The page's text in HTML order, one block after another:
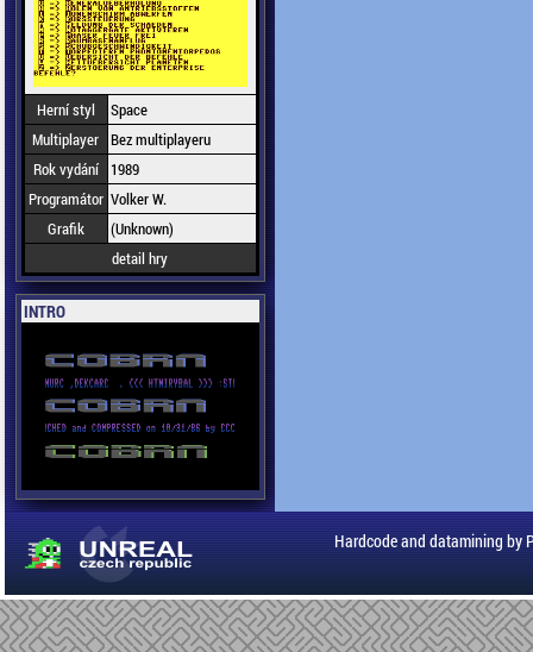
Herní styl
Space
Multiplayer Bez multiplayeru
Rok vydání
1989
Programátor Volker W.
Grafik
(Unknown)
detail hry
INTRO
Hardcode and datamining by